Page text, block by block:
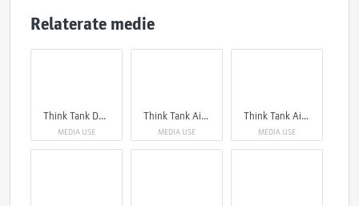
Relaterate medie
Think Tank Darklight
MEDIA USE
Think Tank Airport Roller Derby V2.0
MEDIA USE
Think Tank Airport Navigator V2.0
MEDIA USE